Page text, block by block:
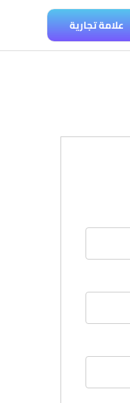
علامة تجارية